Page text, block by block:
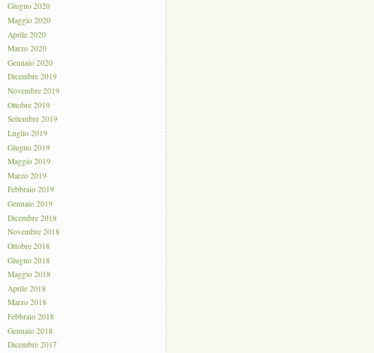
Giugno 2020
Maggio 2020
Aprile 2020
Marzo 2020
Gennaio 2020
Dicembre 2019
Novembre 2019
Ottobre 2019
Settembre 2019
Luglio 2019
Giugno 2019
Maggio 2019
Marzo 2019
Febbraio 2019
Gennaio 2019
Dicembre 2018
Novembre 2018
Ottobre 2018
Giugno 2018
Maggio 2018
Aprile 2018
Marzo 2018
Febbraio 2018
Gennaio 2018
Dicembre 2017